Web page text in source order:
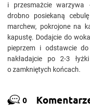
i przesmażcie warzywa
drobno posiekaną
marchew, pokrojone na
kapustę. Dodajcie do
pieprzem i odstawcie
nakładajcie po 2-3
o zamkniętych końcach.
0